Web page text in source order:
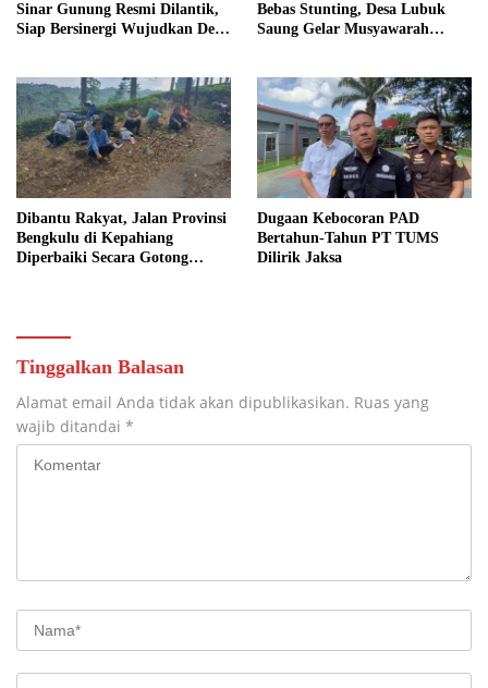
Sinar Gunung Resmi Dilantik,
Siap Bersinergi Wujudkan Desa
Bebas Stunting, Desa Lubuk
Saung Gelar Musyawarah
Dibantu Rakyat, Jalan Provinsi
Bengkulu di Kepahiang
Diperbaiki Secara Gotong
Dugaan Kebocoran PAD
Bertahun-Tahun PT TUMS
Dilirik Jaksa
Tinggalkan Balasan
Alamat email Anda tidak akan dipublikasikan. Ruas yang
wajib ditandai *